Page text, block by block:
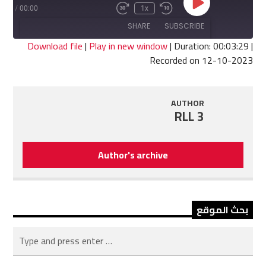
Play
Episode
Rewind
10
Seconds
1x
Fast
seconds
00:00
/
SUBSCRIBE
SHARE
SHARE
Download file| Play in new window| Duration: 00:03:29|
Recorded on 12-10-2023
AUTHOR
RLL 3
Author's archive
بحث الموقع